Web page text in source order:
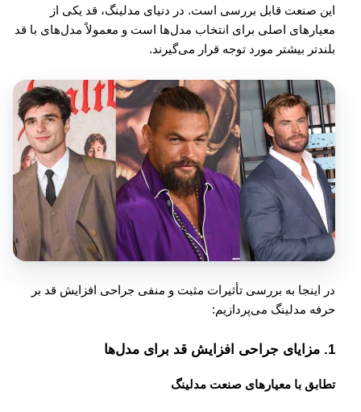
این صنعت قابل بررسی است. در دنیای مدلینگ، قد یکی از
معیارهای اصلی برای انتخاب مدل‌ها است و معمولاً مدل‌های با قد
بلندتر بیشتر مورد توجه قرار می‌گیرند.
در اینجا به بررسی تأثیرات مثبت و منفی جراحی افزایش قد بر
حرفه مدلینگ می‌پردازیم:
1. مزایای جراحی افزایش قد برای مدل‌ها
تطابق با معیارهای صنعت مدلینگ